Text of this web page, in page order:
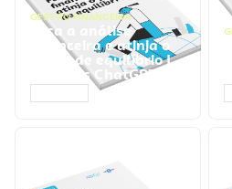
GESTÃO FINANCEIRA
Faça a análise
financeira e atinja o
ponto de equilíbrio |
Prompts ChatGPT